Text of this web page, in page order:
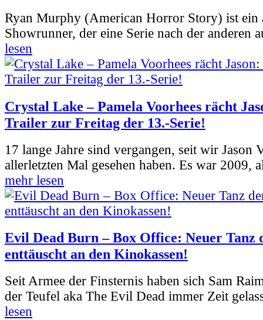
Ryan Murphy (American Horror Story) ist ein
Showrunner, der eine Serie nach der anderen
lesen
Crystal Lake – Pamela Voorhees rächt
Trailer zur Freitag der 13.-Serie!
17 lange Jahre sind vergangen, seit wir Jason
allerletzten Mal gesehen haben. Es war 2009,
mehr lesen
Evil Dead Burn – Box Office: Neuer Tanz
enttäuscht an den Kinokassen!
Seit Armee der Finsternis haben sich Sam
der Teufel aka The Evil Dead immer Zeit
lesen